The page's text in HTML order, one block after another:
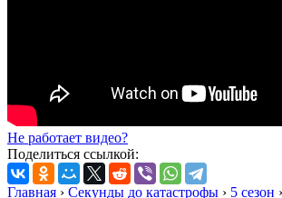
Не работает видео?
Поделиться ссылкой:
Главная › Секунды до катастрофы › 5 сезон ›